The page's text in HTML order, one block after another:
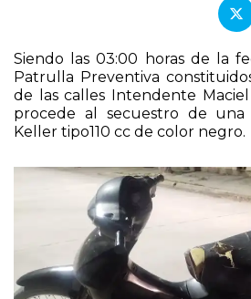
Siendo las 03:00 horas de la
Patrulla Preventiva
de las calles Intendente
procede al secuestro de una
Keller tipo110 cc de color negro.